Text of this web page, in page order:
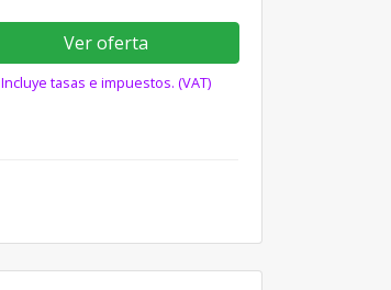
Ver oferta
Incluye tasas e impuestos. (VAT)